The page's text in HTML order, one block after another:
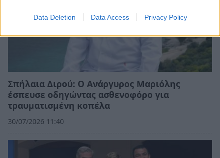
Data Deletion Data Access Privacy Policy
Σπήλαια Διρού: Ο Ανάργυρος Μαριόλης
έσπευσε οδηγώντας ασθενοφόρο για
τραυματισμένη κοπέλα
30/07/2026 11:40